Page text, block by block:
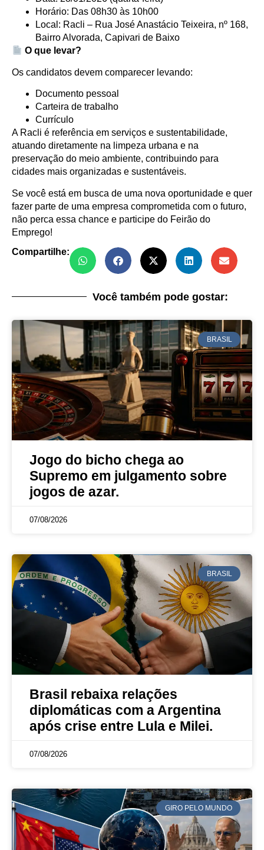
Horário: Das 08h30 às 10h00
Local: Racli – Rua José Anastácio Teixeira, nº 168,
Bairro Alvorada, Capivari de Baixo
O que levar?
Os candidatos devem comparecer levando:
Documento pessoal
Carteira de trabalho
Currículo
A Racli é referência em serviços e sustentabilidade,
atuando diretamente na limpeza urbana e na
preservação do meio ambiente, contribuindo para
cidades mais organizadas e sustentáveis.
Se você está em busca de uma nova oportunidade e quer
fazer parte de uma empresa comprometida com o futuro,
não perca essa chance e participe do Feirão do
Emprego!
Compartilhe:
Você também pode gostar:
BRASIL
Jogo do bicho chega ao
Supremo em julgamento sobre
jogos de azar.
07/08/2026
BRASIL
Brasil rebaixa relações
diplomáticas com a Argentina
após crise entre Lula e Milei.
07/08/2026
GIRO PELO MUNDO